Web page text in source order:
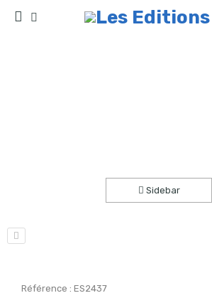
Sidebar
Référence :ES2437